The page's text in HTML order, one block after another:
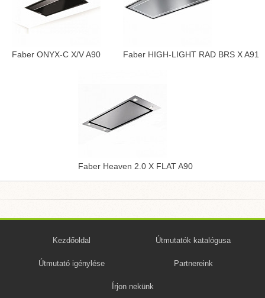
Faber ONYX-C X/V A90 Faber HIGH-LIGHT RAD BRS X A91
Faber Heaven 2.0 X FLAT A90
Kezdőoldal Útmutatók katalógusa
Útmutató igénylése Partnereink
Írjon nekünk